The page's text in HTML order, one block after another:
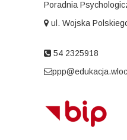
Poradnia
ul. Wojska
54 2325918